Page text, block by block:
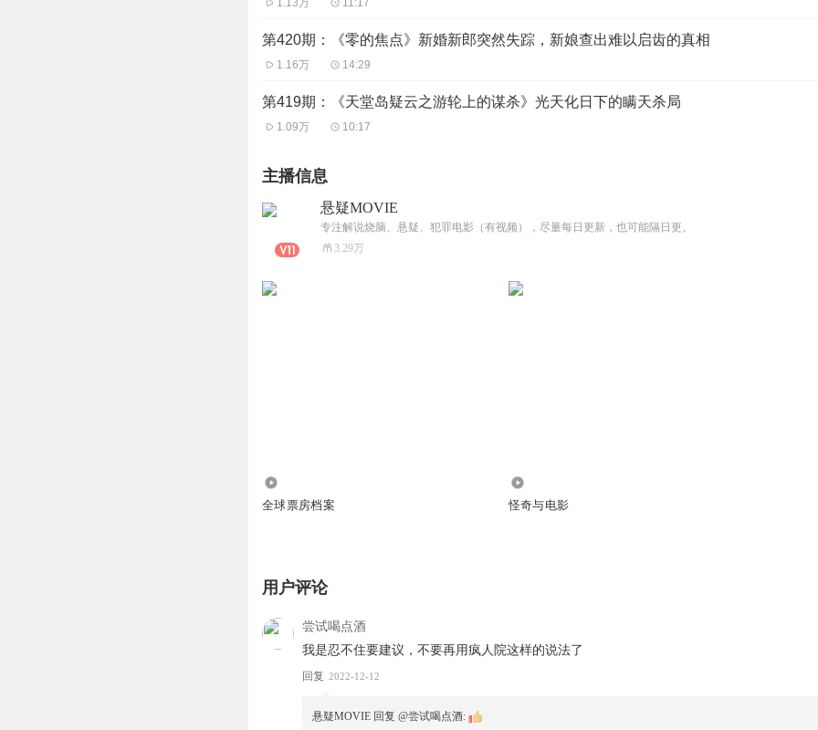
1.13万 11:17
第420期：《零的焦点》新婚新郎突然失踪，新娘查出难以启齿的真相
1.16万 14:29
第419期：《天堂岛疑云之游轮上的谋杀》光天化日下的瞒天杀局
1.09万 10:17
主播信息
悬疑MOVIE
专注解说烧脑、悬疑、犯罪电影（有视频），尽量每日更新，也可能隔日更。
3.29万
全球票房档案 怪奇与电影
用户评论
尝试喝点酒
我是忍不住要建议，不要再用疯人院这样的说法了
回复 2022-12-12
悬疑MOVIE 回复 @尝试喝点酒: